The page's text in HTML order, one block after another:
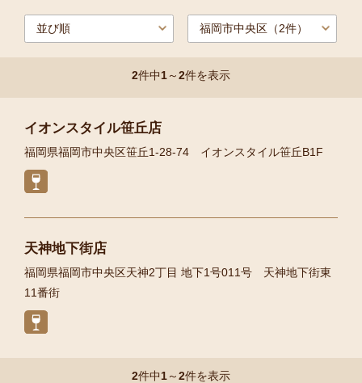
2件中1～2件を表示
イオンスタイル笹丘店
福岡県福岡市中央区笹丘1-28-74 イオンスタイル笹丘B1F
天神地下街店
福岡県福岡市中央区天神2丁目 地下1号011号 天神地下街東
11番街
2件中1～2件を表示